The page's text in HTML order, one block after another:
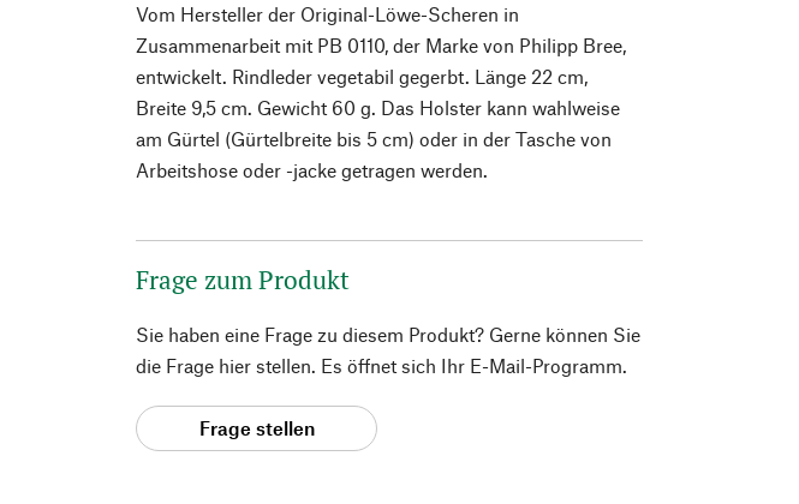
Vom Hersteller der Original-Löwe-Scheren in
Zusammenarbeit mit PB 0110, der Marke von Philipp Bree,
entwickelt. Rindleder vegetabil gegerbt. Länge 22 cm,
Breite 9,5 cm. Gewicht 60 g. Das Holster kann wahlweise
am Gürtel (Gürtelbreite bis 5 cm) oder in der Tasche von
Arbeitshose oder -jacke getragen werden.
Frage zum Produkt
Sie haben eine Frage zu diesem Produkt? Gerne können Sie
die Frage hier stellen. Es öffnet sich Ihr E-Mail-Programm.
Frage stellen